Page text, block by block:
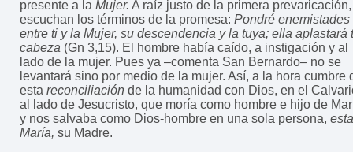
presente a la Mujer. A raíz justo de la primera
escuchan los términos de la promesa: Pondré enemistades
entre ti y la Mujer, su descendencia y la tuya; ella aplastará
cabeza (Gn 3,15). El hombre había caído, a instigación y al
lado de la mujer. Pues ya –comenta San Bernardo– no se
levantará sino por medio de la mujer. Así, a la hora cumbre
esta reconciliación de la humanidad con Dios, en el
al lado de Jesucristo, que moría como hombre e hijo de
y nos salvaba como Dios-hombre en una sola persona,
María, su Madre.